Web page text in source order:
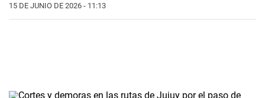
15 DE JUNIO DE 2026 - 11:13